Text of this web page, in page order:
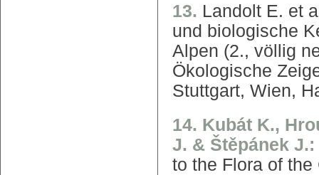
13. Landolt E. et
und biologische
Alpen (2., völlig
Ökologische
Stuttgart, Wien,
14. Kubát K.,
J. & Štěpánek J.:
to the Flora of